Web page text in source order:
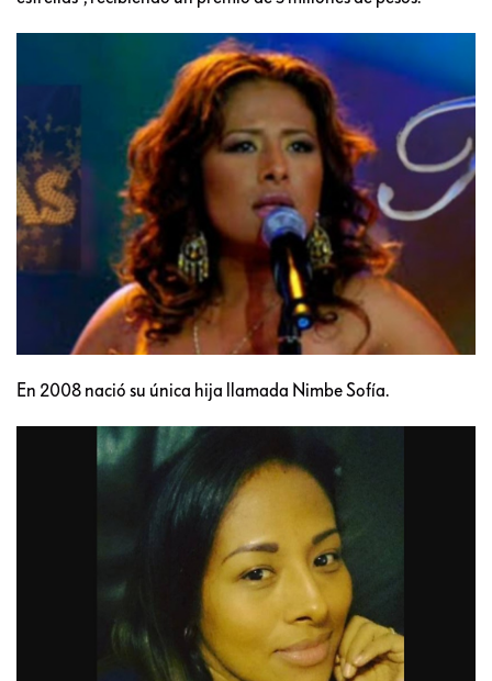
En 2008 nació su única hija llamada Nimbe Sofía.